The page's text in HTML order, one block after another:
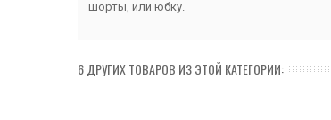
шорты, или юбку.
6 ДРУГИХ ТОВАРОВ ИЗ ЭТОЙ КАТЕГОРИИ: